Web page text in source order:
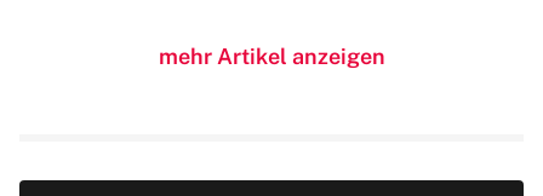
mehr Artikel anzeigen